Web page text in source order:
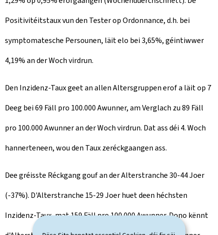
Positivitéitstaux vun den Tester op Ordonnance, d.h. bei
symptomatesche Persounen, läit elo bei 3,65%, géintiwwer
4,19% an der Woch virdrun.
Den Inzidenz-Taux geet an allen Altersgruppen erof a läit op 7
Deeg bei 69 Fäll pro 100.000 Awunner, am Verglach zu 89 Fäll
pro 100.000 Awunner an der Woch virdrun. Dat ass déi 4. Woch
hannerteneen, wou den Taux zeréckgaangen ass.
Dee gréisste Réckgang gouf an der Alterstranche 30-44 Joer
(-37%). D'Alterstranche 15-29 Joer huet deen héchsten
Inzidenz-Taux, mat 159 Fäll pro 100.000 Awunner. Dono kënnt